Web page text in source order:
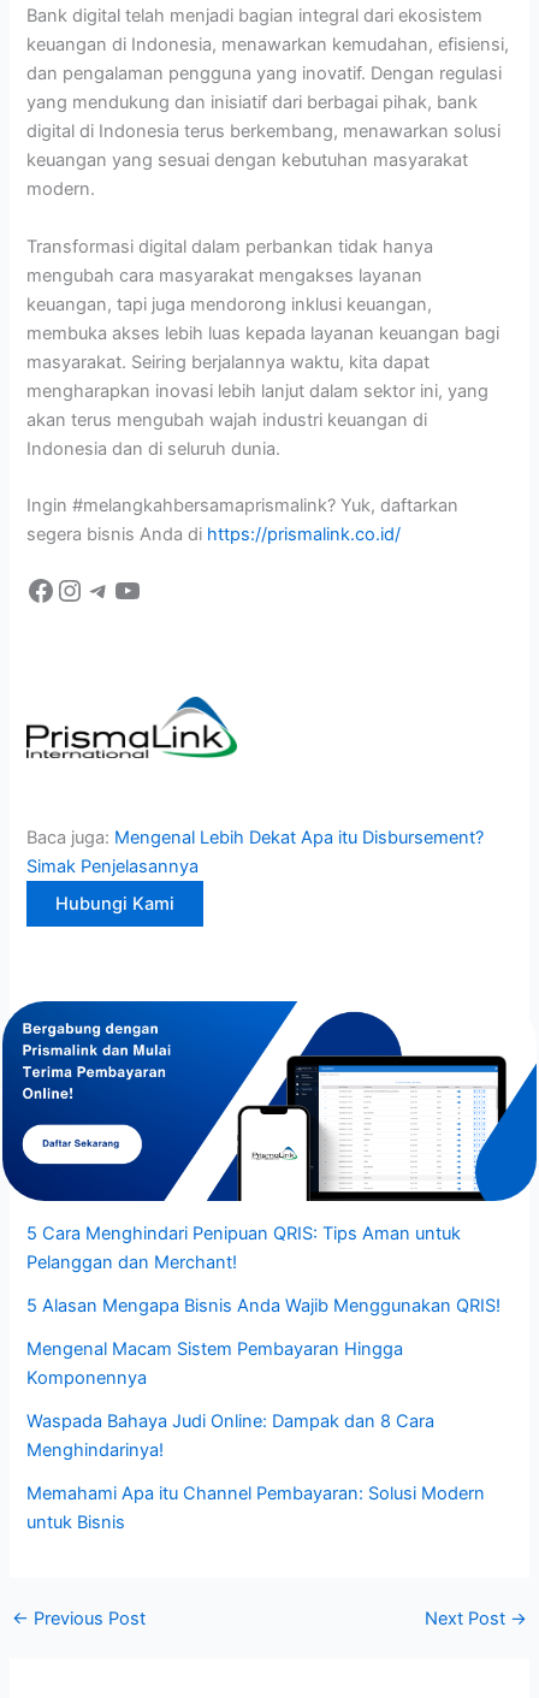
Bank digital telah menjadi bagian integral dari ekosistem
keuangan di Indonesia, menawarkan kemudahan, efisiensi,
dan pengalaman pengguna yang inovatif. Dengan regulasi
yang mendukung dan inisiatif dari berbagai pihak, bank
digital di Indonesia terus berkembang, menawarkan solusi
keuangan yang sesuai dengan kebutuhan masyarakat
modern.
Transformasi digital dalam perbankan tidak hanya
mengubah cara masyarakat mengakses layanan
keuangan, tapi juga mendorong inklusi keuangan,
membuka akses lebih luas kepada layanan keuangan bagi
masyarakat. Seiring berjalannya waktu, kita dapat
mengharapkan inovasi lebih lanjut dalam sektor ini, yang
akan terus mengubah wajah industri keuangan di
Indonesia dan di seluruh dunia.
Ingin #melangkahbersamaprismalink? Yuk, daftarkan
segera bisnis Anda di https://prismalink.co.id/
Baca juga: Mengenal Lebih Dekat Apa itu Disbursement?
Simak Penjelasannya
Hubungi Kami
5 Cara Menghindari Penipuan QRIS: Tips Aman untuk
Pelanggan dan Merchant!
5 Alasan Mengapa Bisnis Anda Wajib Menggunakan QRIS!
Mengenal Macam Sistem Pembayaran Hingga
Komponennya
Waspada Bahaya Judi Online: Dampak dan 8 Cara
Menghindarinya!
Memahami Apa itu Channel Pembayaran: Solusi Modern
untuk Bisnis
← Previous Post Next Post →